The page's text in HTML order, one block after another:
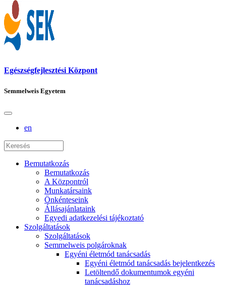
Egészségfejlesztési Központ
Semmelweis Egyetem
en
Bemutatkozás
Bemutatkozás
A Központról
Munkatársaink
Önkénteseink
Állásajánlataink
Egyedi adatkezelési tájékoztató
Szolgáltatások
Szolgáltatások
Semmelweis polgároknak
Egyéni életmód tanácsadás
Egyéni életmód tanácsadás bejelentkezés
Letöltendő dokumentumok egyéni
tanácsadáshoz